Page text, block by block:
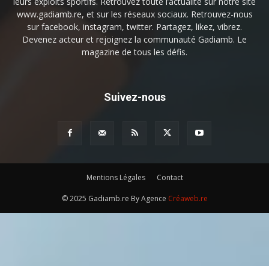
www.gadiamb.re, et sur les réseaux sociaux. Retrouvez-nous
sur facebook, instagram, twitter. Partagez, likez, vibrez.
Devenez acteur et rejoignez la communauté Gadiamb. Le
magazine de tous les défis.
Suivez-nous
Mentions Légales Contact
© 2025 Gadiamb.re By Agence Créaweb.re